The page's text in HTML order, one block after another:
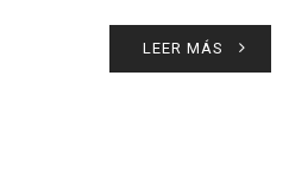
LEER MÁS